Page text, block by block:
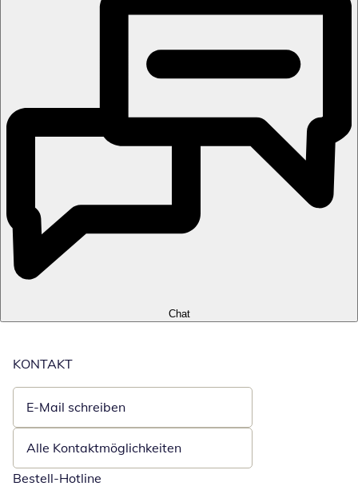
Chat
KONTAKT
E-Mail schreiben
Öffnet E-Mail-Client
Alle Kontaktmöglichkeiten
Bestell-Hotline